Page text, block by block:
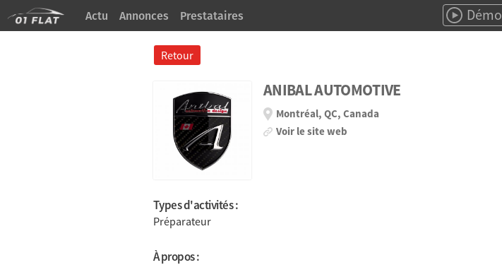
Actu Annonces Prestataires Démo
Retour
ANIBAL AUTOMOTIVE
Montréal, QC, Canada
Voir le site web
Types d'activités :
Préparateur
À propos :